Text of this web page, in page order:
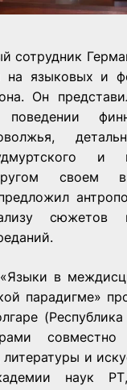
сотрудник
на языковых и
Он
поведении
и
своем
сюжетов
«Языки в
парадигме»
(Республика
совместно
и
наук